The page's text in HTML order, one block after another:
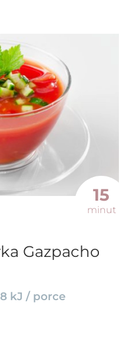
15
minut
Gazpacho
kJ / porce